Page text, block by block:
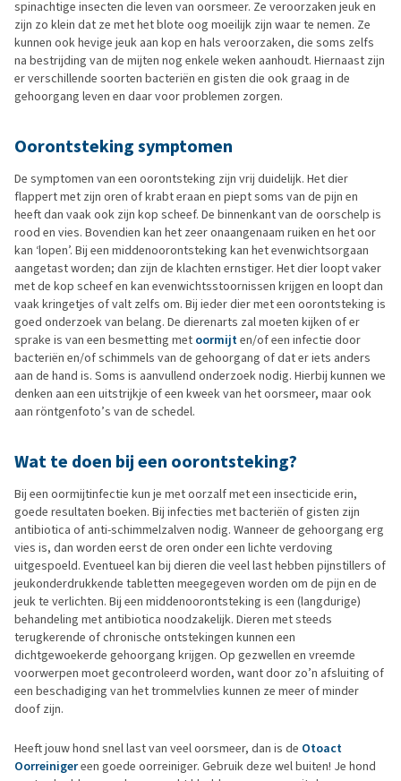
spinachtige insecten die leven van oorsmeer. Ze veroorzaken jeuk en
zijn zo klein dat ze met het blote oog moeilijk zijn waar te nemen. Ze
kunnen ook hevige jeuk aan kop en hals veroorzaken, die soms zelfs
na bestrijding van de mijten nog enkele weken aanhoudt. Hiernaast zijn
er verschillende soorten bacteriën en gisten die ook graag in de
gehoorgang leven en daar voor problemen zorgen.
Oorontsteking symptomen
De symptomen van een oorontsteking zijn vrij duidelijk. Het dier
flappert met zijn oren of krabt eraan en piept soms van de pijn en
heeft dan vaak ook zijn kop scheef. De binnenkant van de oorschelp is
rood en vies. Bovendien kan het zeer onaangenaam ruiken en het oor
kan ‘lopen’. Bij een middenoorontsteking kan het evenwichtsorgaan
aangetast worden; dan zijn de klachten ernstiger. Het dier loopt vaker
met de kop scheef en kan evenwichtsstoornissen krijgen en loopt dan
vaak kringetjes of valt zelfs om. Bij ieder dier met een oorontsteking is
goed onderzoek van belang. De dierenarts zal moeten kijken of er
sprake is van een besmetting met oormijten/of een infectie door
bacteriën en/of schimmels van de gehoorgang of dat er iets anders
aan de hand is. Soms is aanvullend onderzoek nodig. Hierbij kunnen we
denken aan een uitstrijkje of een kweek van het oorsmeer, maar ook
aan röntgenfoto’s van de schedel.
Wat te doen bij een oorontsteking?
Bij een oormijtinfectie kun je met oorzalf met een insecticide erin,
goede resultaten boeken. Bij infecties met bacteriën of gisten zijn
antibiotica of anti-schimmelzalven nodig. Wanneer de gehoorgang erg
vies is, dan worden eerst de oren onder een lichte verdoving
uitgespoeld. Eventueel kan bij dieren die veel last hebben pijnstillers of
jeukonderdrukkende tabletten meegegeven worden om de pijn en de
jeuk te verlichten. Bij een middenoorontsteking is een (langdurige)
behandeling met antibiotica noodzakelijk. Dieren met steeds
terugkerende of chronische ontstekingen kunnen een
dichtgewoekerde gehoorgang krijgen. Op gezwellen en vreemde
voorwerpen moet gecontroleerd worden, want door zo’n afsluiting of
een beschadiging van het trommelvlies kunnen ze meer of minder
doof zijn.
Heeft jouw hond snel last van veel oorsmeer, dan is de Otoact
Oorreinigereen goede oorreiniger. Gebruik deze wel buiten! Je hond